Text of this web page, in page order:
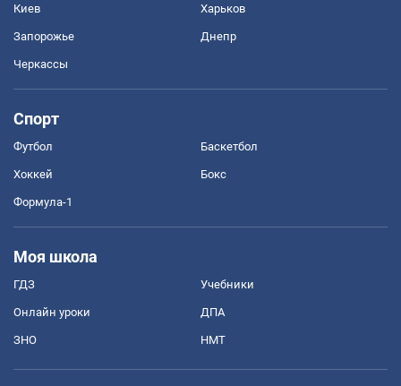
Киев Харьков
Запорожье Днепр
Черкассы
Спорт
Футбол Баскетбол
Хоккей Бокс
Формула-1
Моя школа
ГДЗ Учебники
Онлайн уроки ДПА
ЗНО НМТ